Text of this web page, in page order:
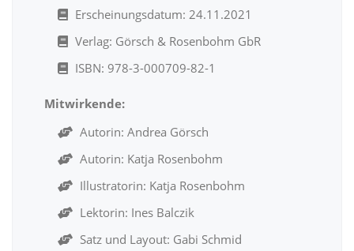
Erscheinungsdatum: 24.11.2021
Verlag: Görsch & Rosenbohm GbR
ISBN: 978-3-000709-82-1
Mitwirkende:
Autorin: Andrea Görsch
Autorin: Katja Rosenbohm
Illustratorin: Katja Rosenbohm
Lektorin: Ines Balczik
Satz und Layout: Gabi Schmid